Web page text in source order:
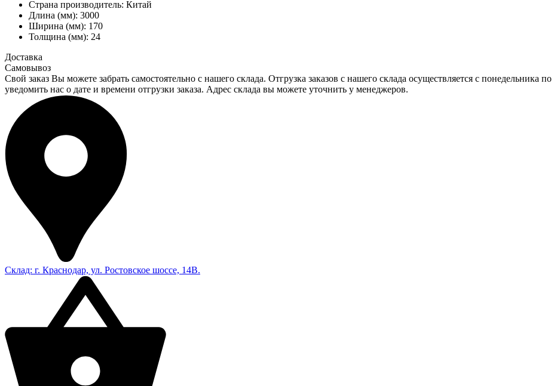
Страна производитель: Китай
Длина (мм): 3000
Ширина (мм): 170
Толщина (мм): 24
Доставка
Самовывоз
Свой заказ Вы можете забрать самостоятельно с нашего склада. Отгрузка заказов с нашего склада осуществляется с понедельника
уведомить нас о дате и времени отгрузки заказа. Адрес склада вы можете уточнить у менеджеров.
Склад: г. Краснодар, ул. Ростовское шоссе, 14В.